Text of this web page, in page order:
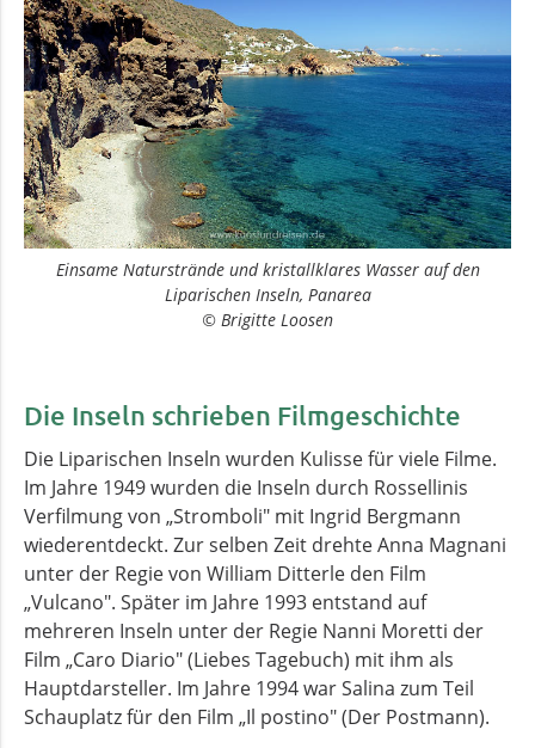
Einsame Naturstrände und kristallklares Wasser auf den
Liparischen Inseln, Panarea
© Brigitte Loosen
Die Inseln schrieben Filmgeschichte
Die Liparischen Inseln wurden Kulisse für viele Filme.
Im Jahre 1949 wurden die Inseln durch Rossellinis
Verfilmung von „Stromboli" mit Ingrid Bergmann
wiederentdeckt. Zur selben Zeit drehte Anna Magnani
unter der Regie von William Ditterle den Film
„Vulcano". Später im Jahre 1993 entstand auf
mehreren Inseln unter der Regie Nanni Moretti der
Film „Caro Diario" (Liebes Tagebuch) mit ihm als
Hauptdarsteller. Im Jahre 1994 war Salina zum Teil
Schauplatz für den Film „Il postino" (Der Postmann).